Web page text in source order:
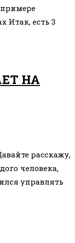
Итак, есть 3
НА
расскажу,
человека,
управлять